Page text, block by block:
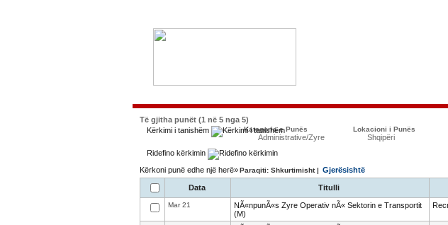
Të gjitha punët (1 në 5 nga 5)
Kërkimi i tanishëm
Kategoria e Punës
Administrative/Zyre
Lokacioni i Punës
Shqipëri
Ridefino kërkimin
Kërkoni punë edhe një herë»Paraqiti: Shkurtimisht | Gjerësishtë
Data Titulli
Mar 21
NÃ«npunÃ«s Zyre Operativ nÃ« Sektorin e Transportit
(M)